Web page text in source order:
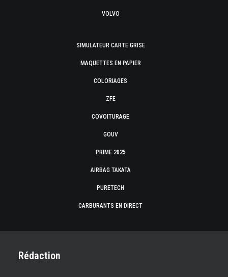
VOLVO
SIMULATEUR CARTE GRISE
MAQUETTES EN PAPIER
COLORIAGES
ZFE
COVOITURAGE
GOUV
PRIME 2025
AIRBAG TAKATA
PURETECH
CARBURANTS EN DIRECT
Rédaction